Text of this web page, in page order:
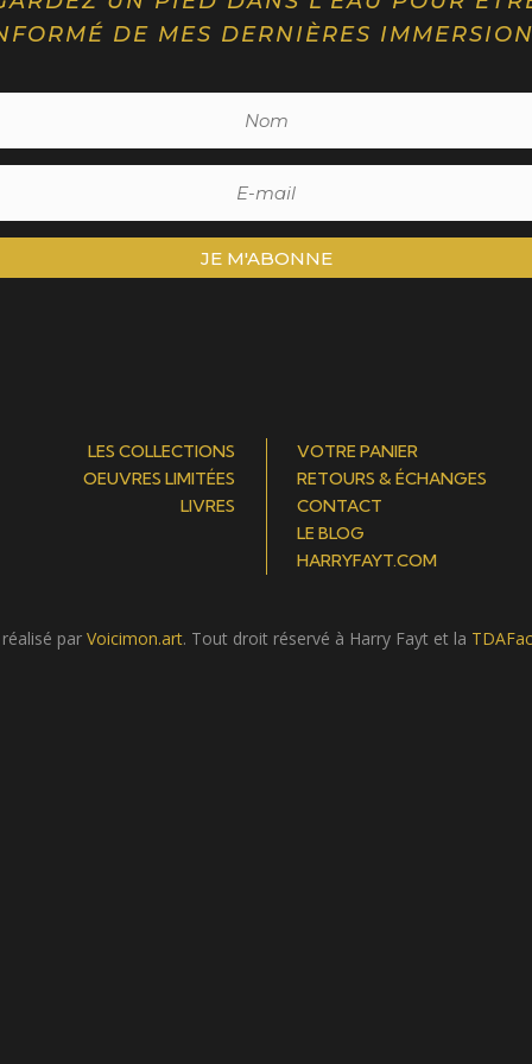
DE MES DERNIÈRES
JE M'ABONNE
LES COLLECTIONS
OEUVRES LIMITÉES
LIVRES
VOTRE PANIER
RETOURS & ÉCHANGES
CONTACT
LE BLOG
HARRYFAYT.COM
par Voicimon.art. Tout droit réservé à Harry Fayt et la